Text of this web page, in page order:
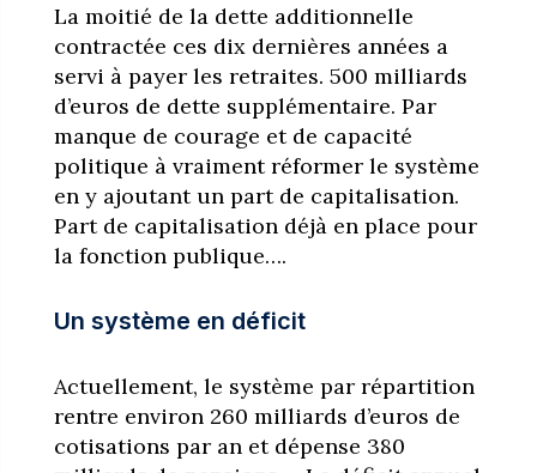
La moitié de la dette additionnelle
contractée ces dix dernières années a
servi à payer les retraites. 500 milliards
d’euros de dette supplémentaire. Par
manque de courage et de capacité
politique à vraiment réformer le système
en y ajoutant un part de capitalisation.
Part de capitalisation déjà en place pour
la fonction publique….
Un système en déficit
Actuellement, le système par répartition
rentre environ 260 milliards d’euros de
cotisations par an et dépense 380